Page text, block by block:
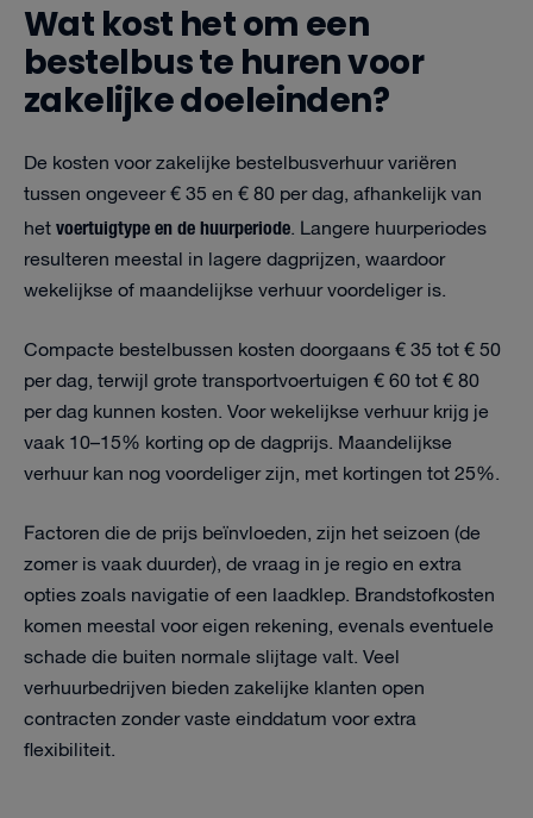
Wat kost het om een
bestelbus te huren voor
zakelijke doeleinden?
De kosten voor zakelijke bestelbusverhuur variëren
tussen ongeveer € 35 en € 80 per dag, afhankelijk van
hetvoertuigtype en de huurperiode. Langere huurperiodes
resulteren meestal in lagere dagprijzen, waardoor
wekelijkse of maandelijkse verhuur voordeliger is.
Compacte bestelbussen kosten doorgaans € 35 tot € 50
per dag, terwijl grote transportvoertuigen € 60 tot € 80
per dag kunnen kosten. Voor wekelijkse verhuur krijg je
vaak 10–15% korting op de dagprijs. Maandelijkse
verhuur kan nog voordeliger zijn, met kortingen tot 25%.
Factoren die de prijs beïnvloeden, zijn het seizoen (de
zomer is vaak duurder), de vraag in je regio en extra
opties zoals navigatie of een laadklep. Brandstofkosten
komen meestal voor eigen rekening, evenals eventuele
schade die buiten normale slijtage valt. Veel
verhuurbedrijven bieden zakelijke klanten open
contracten zonder vaste einddatum voor extra
flexibiliteit.